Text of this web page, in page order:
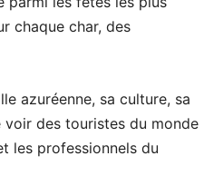
chaque char, des
azuréenne, sa culture, sa
voir des touristes du monde
les professionnels du